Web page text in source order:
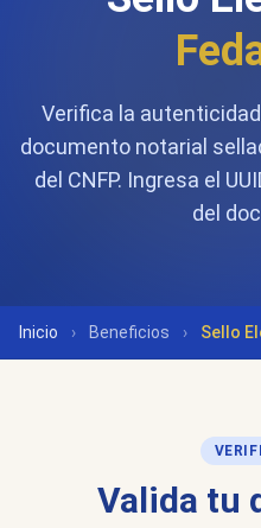
Verifica la
documento notarial
del CNFP. Ingresa el
del
Inicio › Beneficios › Sello
Valida tu